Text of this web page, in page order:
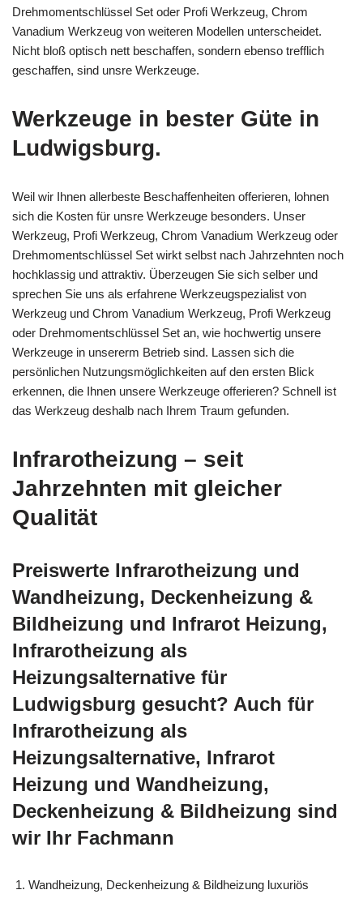
Drehmomentschlüssel Set oder Profi Werkzeug, Chrom
Vanadium Werkzeug von weiteren Modellen unterscheidet.
Nicht bloß optisch nett beschaffen, sondern ebenso trefflich
geschaffen, sind unsre Werkzeuge.
Werkzeuge in bester Güte in
Ludwigsburg.
Weil wir Ihnen allerbeste Beschaffenheiten offerieren, lohnen
sich die Kosten für unsre Werkzeuge besonders. Unser
Werkzeug, Profi Werkzeug, Chrom Vanadium Werkzeug oder
Drehmomentschlüssel Set wirkt selbst nach Jahrzehnten noch
hochklassig und attraktiv. Überzeugen Sie sich selber und
sprechen Sie uns als erfahrene Werkzeugspezialist von
Werkzeug und Chrom Vanadium Werkzeug, Profi Werkzeug
oder Drehmomentschlüssel Set an, wie hochwertig unsere
Werkzeuge in unsererm Betrieb sind. Lassen sich die
persönlichen Nutzungsmöglichkeiten auf den ersten Blick
erkennen, die Ihnen unsere Werkzeuge offerieren? Schnell ist
das Werkzeug deshalb nach Ihrem Traum gefunden.
Infrarotheizung – seit
Jahrzehnten mit gleicher
Qualität
Preiswerte Infrarotheizung und
Wandheizung, Deckenheizung &
Bildheizung und Infrarot Heizung,
Infrarotheizung als
Heizungsalternative für
Ludwigsburg gesucht? Auch für
Infrarotheizung als
Heizungsalternative, Infrarot
Heizung und Wandheizung,
Deckenheizung & Bildheizung sind
wir Ihr Fachmann
Wandheizung, Deckenheizung & Bildheizung luxuriös